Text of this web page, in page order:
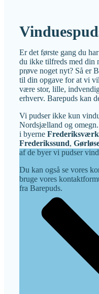
Er det første gang du
du ikke tilfreds med din
prøve noget nyt? Så er
til din opgave for at vi
være stor, lille,
erhverv. Barepuds kan
Vi pudser ikke kun
Nordsjælland og omegn.
i byerne Frederiksværk
Frederikssund,
af de byer vi pudser
Du kan også se vores
bruge vores
fra Barepuds.